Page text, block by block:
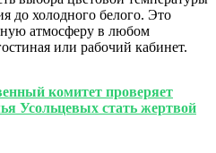
до холодного белого. Это
атмосферу в любом
или рабочий кабинет.
комитет проверяет
Усольцевых стать жертвой